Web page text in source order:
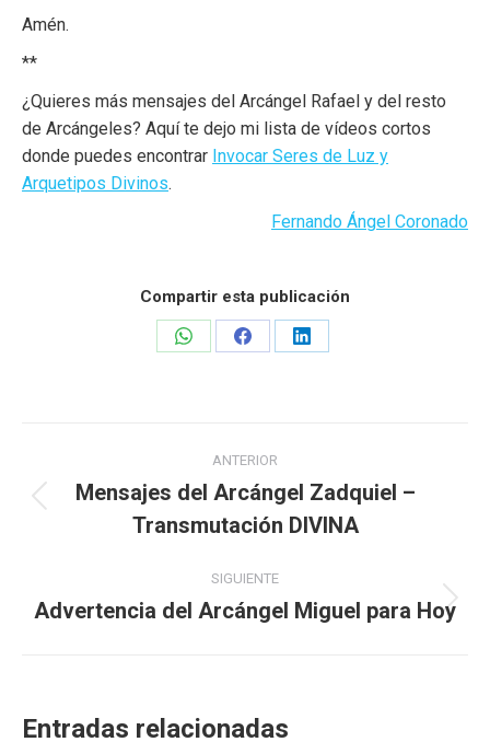
Amén.
**
¿Quieres más mensajes del Arcángel Rafael y del resto
de Arcángeles? Aquí te dejo mi lista de vídeos cortos
donde puedes encontrar Invocar Seres de Luz y
Arquetipos Divinos.
Fernando Ángel Coronado
Compartir esta publicación
Share
Share
Share
Navegación
entre
publicaciones
ANTERIOR
Publicación
anterior:
Mensajes del Arcángel Zadquiel –
Transmutación DIVINA
SIGUIENTE
Publicación
Advertencia del Arcángel Miguel para Hoy
Entradas relacionadas